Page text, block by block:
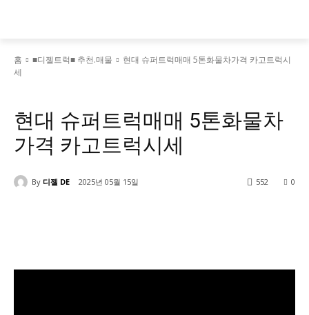
홈 ■디젤트럭■ 추천.매물
현대 슈퍼트럭매매 5톤화물차가격 카고트럭시
세
현대 슈퍼트럭매매 5톤화물차
가격 카고트럭시세
By 디젤 DE 2025년 05월 15일 0
552